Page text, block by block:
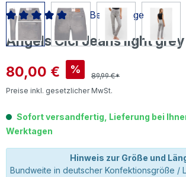
Angels Cici Jeans light
Verkaufspreis:
80,00 € %
89,99 €*
Preise inkl. gesetzlicher MwSt.
Durchschnittliche Bewertung von 4.94 von 5
18 Bewertungen
Sofort versandfertig, Lieferung bei
Werktagen
Hinweis zur Größe und
Bundweite in deutscher Konfektionsgröße /